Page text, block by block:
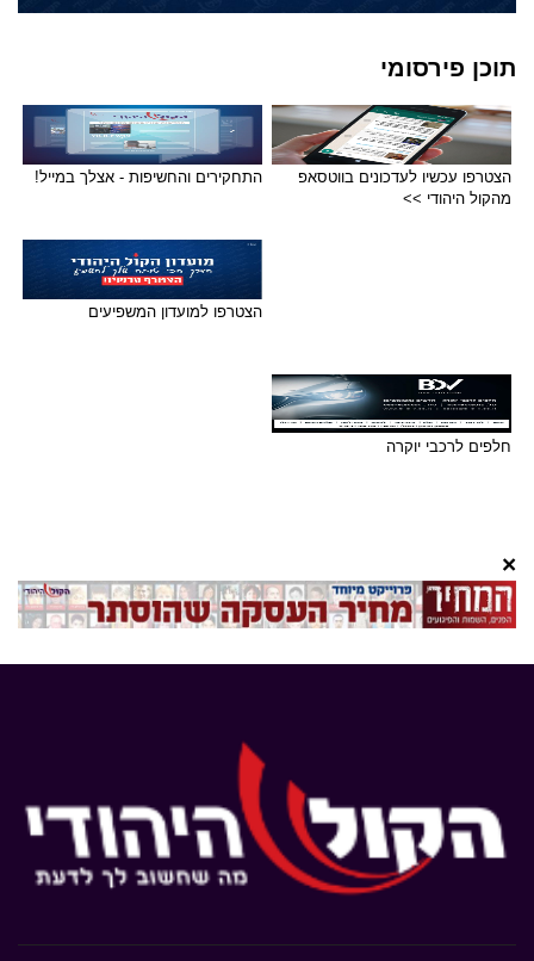
תוכן פירסומי
הצטרפו עכשיו לעדכונים בווטסאפ
מהקול היהודי >>
התחקירים והחשיפות - אצלך במייל!
הצטרפו למועדון המשפיעים
חלפים לרכבי יוקרה
×